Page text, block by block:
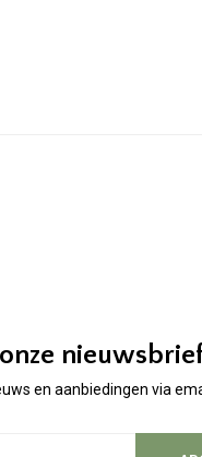
en aanbiedingen via